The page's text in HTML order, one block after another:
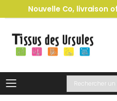
Nouvelle Co, livraison
Toggle mobile
Recherche